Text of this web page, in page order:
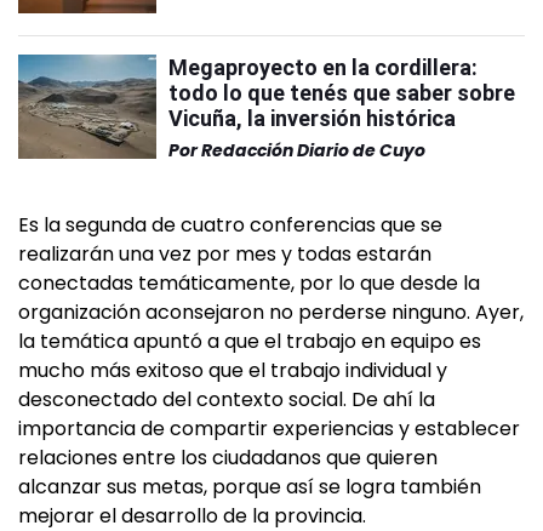
Megaproyecto en la cordillera:
todo lo que tenés que saber sobre
Vicuña, la inversión histórica
PorRedacción Diario de Cuyo
Es la segunda de cuatro conferencias que se
realizarán una vez por mes y todas estarán
conectadas temáticamente, por lo que desde la
organización aconsejaron no perderse ninguno. Ayer,
la temática apuntó a que el trabajo en equipo es
mucho más exitoso que el trabajo individual y
desconectado del contexto social. De ahí la
importancia de compartir experiencias y establecer
relaciones entre los ciudadanos que quieren
alcanzar sus metas, porque así se logra también
mejorar el desarrollo de la provincia.